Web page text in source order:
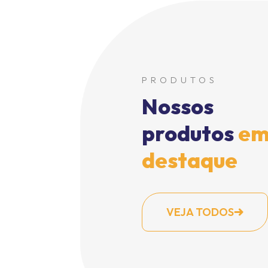
PRODUTOS
Nossos
produtos
destaque
VEJA TODOS